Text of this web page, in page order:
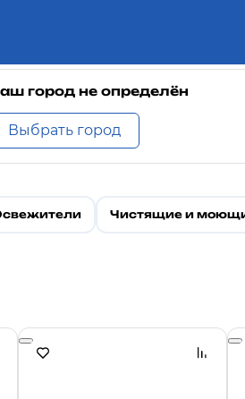
город не определён
Выбрать город
Чистящие и